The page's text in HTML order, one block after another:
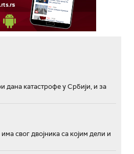
дана катастрофе у Србији, и за
свог двојника са којим дели и